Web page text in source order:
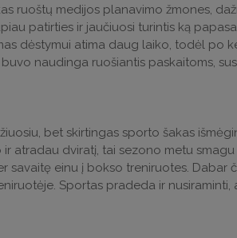
ruoštų medijos planavimo žmones,
patirties ir jaučiuosi turintis ką
dėstymui atima daug laiko, todėl po
naudinga ruošiantis paskaitoms,
bet skirtingas sporto šakas
atradau dviratį, tai sezono metu smagu
einu į bokso treniruotes. Dabar
Sportas pradeda ir nusiraminti,